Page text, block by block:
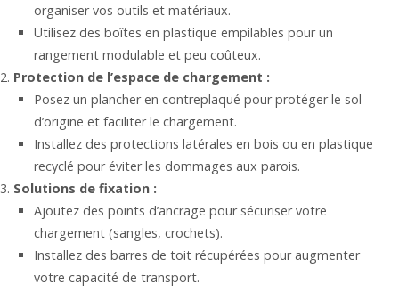
organiser vos outils et matériaux.
Utilisez des boîtes en plastique empilables pour un
rangement modulable et peu coûteux.
Protection de l’espace de chargement :
Posez un plancher en contreplaqué pour protéger le sol
d’origine et faciliter le chargement.
Installez des protections latérales en bois ou en plastique
recyclé pour éviter les dommages aux parois.
Solutions de fixation :
Ajoutez des points d’ancrage pour sécuriser votre
chargement (sangles, crochets).
Installez des barres de toit récupérées pour augmenter
votre capacité de transport.